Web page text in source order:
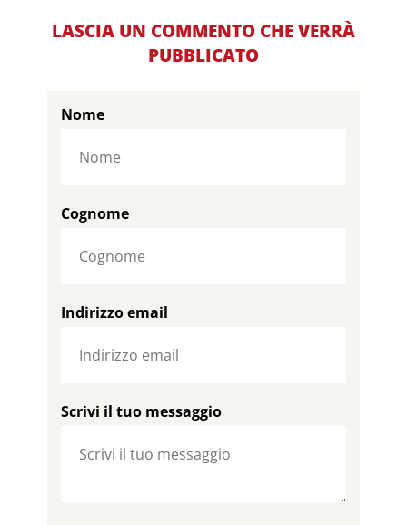
LASCIA UN COMMENTO CHE VERRÀ
PUBBLICATO
Nome
Cognome
Indirizzo email
Scrivi il tuo messaggio